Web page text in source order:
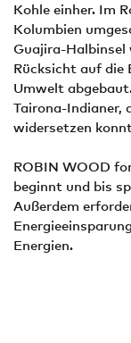
Kohle einher. Im
Kolumbien
Guajira-Halbinsel
Rücksicht auf die
Umwelt
Tairona-Indianer,
widersetzen
ROBIN WOOD
beginnt und bis
Außerdem
Energien.